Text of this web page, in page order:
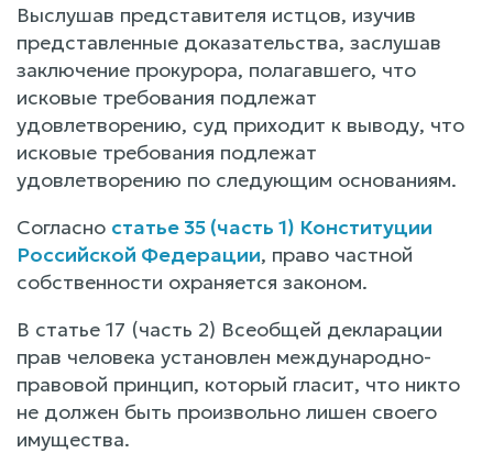
Выслушав представителя истцов, изучив
представленные доказательства, заслушав
заключение прокурора, полагавшего, что
исковые требования подлежат
удовлетворению, суд приходит к выводу, что
исковые требования подлежат
удовлетворению по следующим основаниям.
Согласно статье 35 (часть 1) Конституции
Российской Федерации, право частной
собственности охраняется законом.
В статье 17 (часть 2) Всеобщей декларации
прав человека установлен международно-
правовой принцип, который гласит, что никто
не должен быть произвольно лишен своего
имущества.